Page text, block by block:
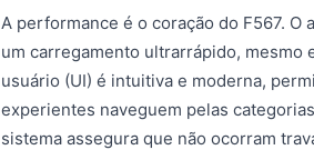
A performance é o coração do F567.
um carregamento ultrarrápido,
usuário (UI) é intuitiva e moderna,
experientes naveguem pelas
sistema assegura que não ocorram